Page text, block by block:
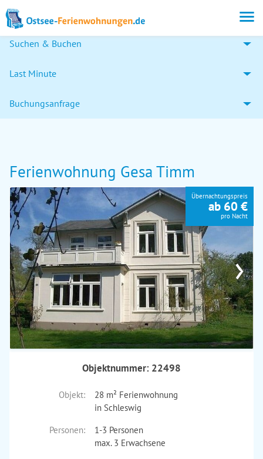
Suchen & Buchen
Last Minute
Buchungsanfrage
Ferienwohnung Gesa Timm
›
Übernachtungspreis
ab 60 €
pro Nacht
Objektnummer: 22498
Objekt:
28 m² Ferienwohnung
in Schleswig
Personen:
1-3 Personen
max. 3 Erwachsene